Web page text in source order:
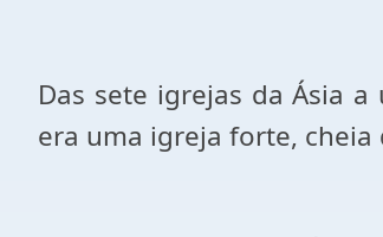
Das sete igrejas da Ásia
era uma igreja forte,